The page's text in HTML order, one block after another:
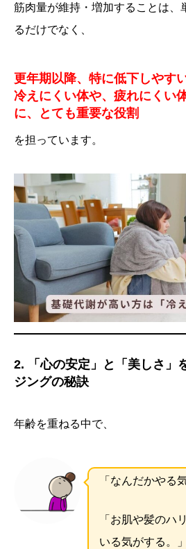
筋肉量が維持・増加することは、
るだけでなく、
更年期以降、特に低下しやす
冷えにくい体や、 疲れにくい
に、とても重要な役割
を担っています。
2. 「心の安定」と「美しさ」
ジングの秘訣
年齢を重ねる中で、
「なんだかやる
「お肌や髪のハ
いる気がする。」